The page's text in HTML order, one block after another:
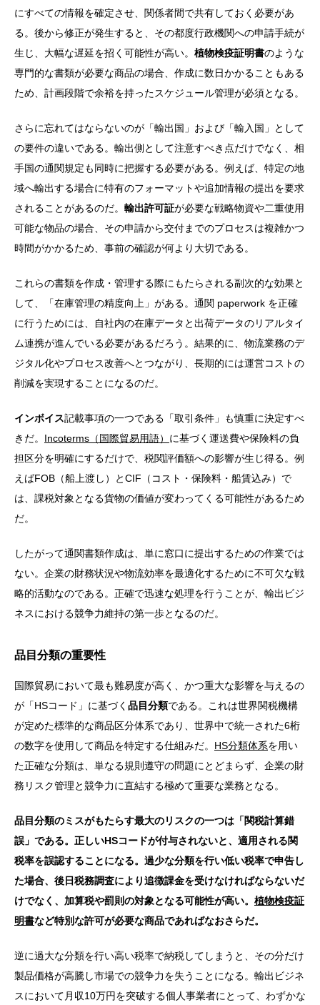
にすべての情報を確定させ、関係者間で共有しておく必要があ
る。後から修正が発生すると、その都度行政機関への申請手続が
生じ、大幅な遅延を招く可能性が高い。 植物検疫証明書のような
専門的な書類が必要な商品の場合、作成に数日かかることもある
ため、計画段階で余裕を持ったスケジュール管理が必須となる。
さらに忘れてはならないのが「輸出国」および「輸入国」として
の要件の違いである。輸出側として注意すべき点だけでなく、相
手国の通関規定も同時に把握する必要がある。例えば、特定の地
域へ輸出する場合に特有のフォーマットや追加情報の提出を要求
されることがあるのだ。 輸出許可証が必要な戦略物資や二重使用
可能な物品の場合、その申請から交付までのプロセスは複雑かつ
時間がかかるため、事前の確認が何より大切である。
これらの書類を作成・管理する際にもたらされる副次的な効果と
して、「在庫管理の精度向上」がある。通関 paperwork を正確
に行うためには、自社内の在庫データと出荷データのリアルタイ
ム連携が進んでいる必要があるだろう。結果的に、物流業務のデ
ジタル化やプロセス改善へとつながり、長期的には運営コストの
削減を実現することになるのだ。
インボイス記載事項の一つである「取引条件」も慎重に決定すべ
きだ。 Incoterms（国際貿易用語） に基づく運送費や保険料の負
担区分を明確にするだけで、税関評価額への影響が生じ得る。例
えばFOB（船上渡し）とCIF（コスト・保険料・船賃込み）で
は、課税対象となる貨物の価値が変わってくる可能性があるため
だ。
したがって通関書類作成は、単に窓口に提出するための作業では
ない。企業の財務状況や物流効率を最適化するために不可欠な戦
略的活動なのである。正確で迅速な処理を行うことが、輸出ビジ
ネスにおける競争力維持の第一歩となるのだ。
品目分類の重要性
国際貿易において最も難易度が高く、かつ重大な影響を与えるの
が「HSコード」に基づく 品目分類である。これは世界関税機構
が定めた標準的な商品区分体系であり、世界中で統一された6桁
の数字を使用して商品を特定する仕組みだ。 HS分類体系を用い
た正確な分類は、単なる規則遵守の問題にとどまらず、企業の財
務リスク管理と競争力に直結する極めて重要な業務となる。
品目分類のミスがもたらす最大のリスクの一つは「関税計算錯
誤」である。正しいHSコードが付与されないと、適用される関
税率を誤認することになる。過少な分類を行い低い税率で申告し
た場合、後日税務調査により追徴課金を受けなければならないだ
けでなく、加算税や罰則の対象となる可能性が高い。 植物検疫証
明書など特別な許可が必要な商品であればなおさらだ。
逆に過大な分類を行い高い税率で納税してしまうと、その分だけ
製品価格が高騰し市場での競争力を失うことになる。輸出ビジネ
スにおいて月収10万円を突破する個人事業者にとって、わずかな